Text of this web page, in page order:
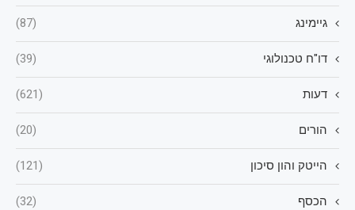
גיימינג (87)
דו"ח טכנולוגי (39)
דעות (621)
הורים (20)
הייטק והון סיכון (121)
הכסף (32)